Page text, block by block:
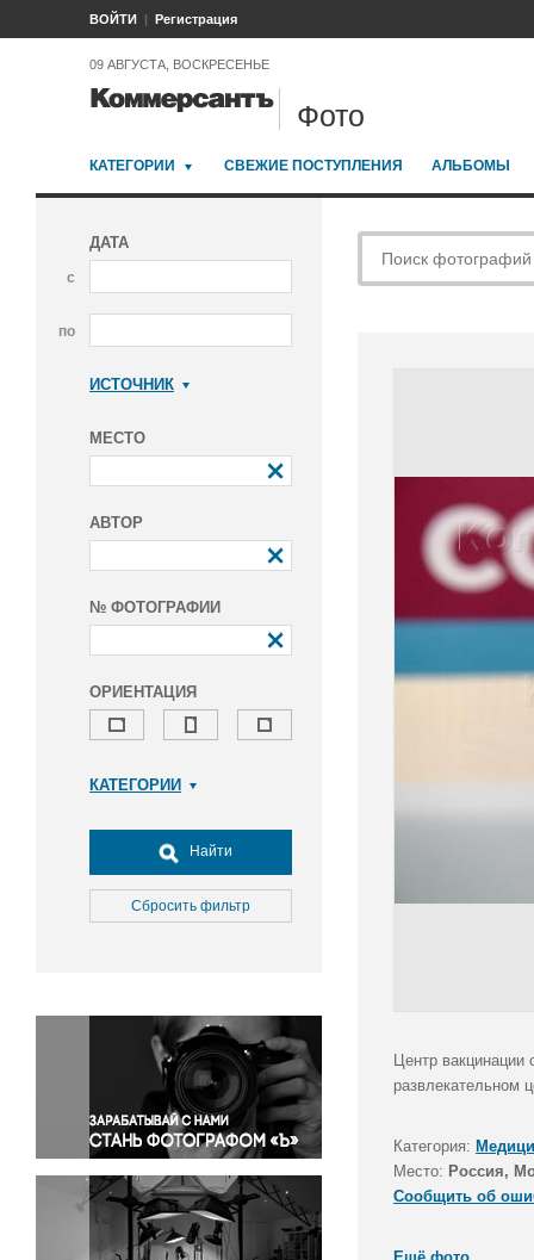
ВОЙТИ Регистрация
09 АВГУСТА, ВОСКРЕСЕНЬЕ
Фото
КАТЕГОРИИ СВЕЖИЕ ПОСТУПЛЕНИЯ АЛЬБОМЫ
ДАТА
с
по
ИСТОЧНИК
МЕСТО
АВТОР
№ ФОТОГРАФИИ
ОРИЕНТАЦИЯ
КАТЕГОРИИ
Досуг, туризм и отдых
Культура
Медицина
Окружающая среда
Политика
Правосудие
Происшествия и конфликты
Религия
Светская жизнь
Спорт
Экология
Найти
Сбросить фильтр
Центр вакцинации
развлекательном
Категория:
Место: Россия,
Сообщить об